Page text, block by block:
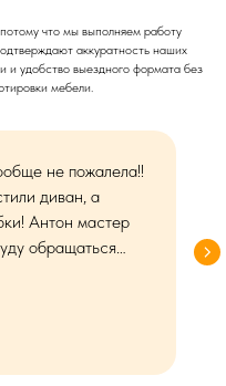
что мы выполняем работу
аккуратность наших
и удобство выездного формата без
мебели.
не пожалела!!
диван, а
Антон мастер
обращаться